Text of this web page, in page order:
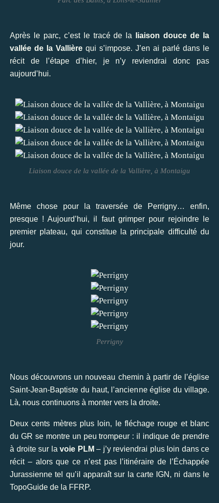
Après le parc, c’est le tracé de la
liaison douce de la
vallée de la Vallière qui s’impose. J’en ai parlé dans le
récit de l’étape d’hier, je n’y reviendrai donc pas
aujourd’hui.
Liaison douce de la vallée de la Vallière, à Montaigu
Même chose pour la traversée de Perrigny… enfin,
presque ! Aujourd’hui, il faut grimper pour rejoindre le
premier plateau, qui constitue la principale difficulté du
jour.
Perrigny
Nous découvrons un nouveau chemin à partir de l’église
Saint-Jean-Baptiste du haut, l’ancienne église du village.
Là, nous continuons à monter vers la droite.
Deux cents mètres plus loin, le fléchage rouge et blanc
du GR se montre un peu trompeur : il indique de prendre
à droite sur la voie PLM – j’y reviendrai plus loin dans ce
récit – alors que ce n’est pas l’itinéraire de l’Échappée
Jurassienne tel qu’il apparaît sur la carte IGN, ni dans le
TopoGuide de la FFRP.